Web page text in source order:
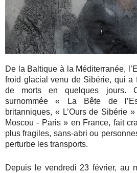
De la Baltique à la Méditerranée,
froid glacial venu de Sibérie, qui a
de morts en quelques jours.
surnommée « La Bête de
britanniques, « L’Ours de Sibérie
Moscou - Paris » en France, fait
plus fragiles, sans-abri ou
perturbe les transports.
Depuis le vendredi 23 février, au